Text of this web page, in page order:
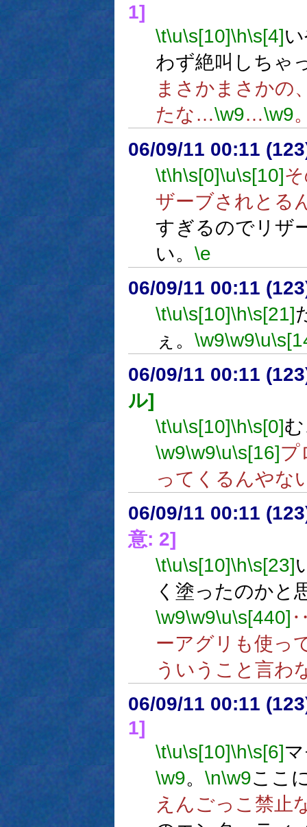
1]
\t\u\s[10]\h\s[4]
わず絶叫しちゃ
まさかまさかの
たな…\w9…\w9
06/09/11 00:11
\t\h\s[0]\u\s[10]
ザーブされとる
すぎるのでリザ
い。 \e
06/09/11 00:11
\t\u\s[10]\h\s[21]
ぇ。 \w9\w9\u
06/09/11 00:11
ル]
\t\u\s[10]\h\s[0]
\w9\w9\u\s[16]プ
ってくるんやな
06/09/11 00:11
意: 2]
\t\u\s[10]\h\s[23]
く塗ったのかと
\w9\w9\u\s[440]
ーアグリも使っ
ういうこと言わ
06/09/11 00:11
1]
\t\u\s[10]\h\s[6]
\w9。 \n\w9ここ
えんごっこ禁止